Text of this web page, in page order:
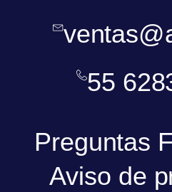
55
Preguntas
Aviso de